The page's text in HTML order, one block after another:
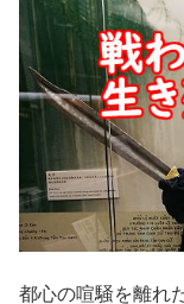
都心の喧騒を離れ